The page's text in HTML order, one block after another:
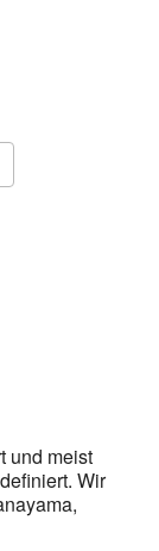
und meist
Wir